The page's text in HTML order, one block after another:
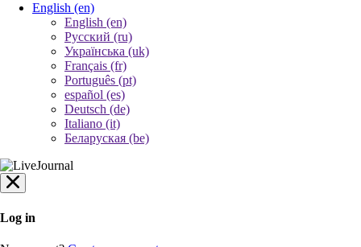
English (en)
English (en)
Русский (ru)
Українська (uk)
Français (fr)
Português (pt)
español (es)
Deutsch (de)
Italiano (it)
Беларуская (be)
Log in